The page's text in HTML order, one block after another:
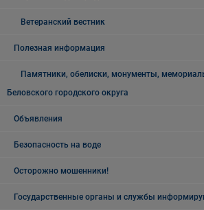
Ветеранский вестник
Полезная информация
Памятники, обелиски, монументы,
Беловского городского округа
Объявления
Безопасность на воде
Осторожно мошенники!
Государственные органы и службы